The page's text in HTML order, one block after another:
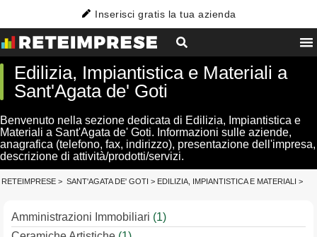
Inserisci gratis la tua azienda
Edilizia, Impiantistica e Materiali a
Sant'Agata de' Goti
Benvenuto nella sezione dedicata di Edilizia, Impiantistica e
Materiali a Sant'Agata de' Goti. Informazioni sulle aziende,
anagrafica (telefono, fax, indirizzo), presentazione dell'impresa,
descrizione di attività/prodotti/servizi.
RETEIMPRESE > SANT'AGATA DE' GOTI > EDILIZIA, IMPIANTISTICA E MATERIALI >
Amministrazioni Immobiliari (1)